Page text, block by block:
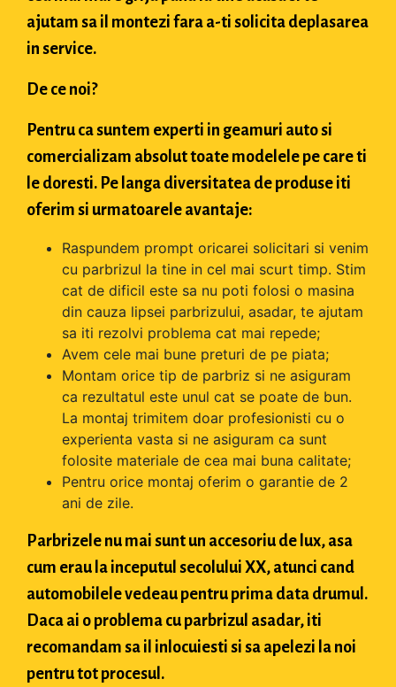
ajutam sa il montezi fara a-ti solicita deplasarea
in service.
De ce noi?
Pentru ca suntem experti in geamuri auto si
comercializam absolut toate modelele pe care ti
le doresti. Pe langa diversitatea de produse iti
oferim si urmatoarele avantaje:
Raspundem prompt oricarei solicitari si venim
cu parbrizul la tine in cel mai scurt timp. Stim
cat de dificil este sa nu poti folosi o masina
din cauza lipsei parbrizului, asadar, te ajutam
sa iti rezolvi problema cat mai repede;
Avem cele mai bune preturi de pe piata;
Montam orice tip de parbriz si ne asiguram
ca rezultatul este unul cat se poate de bun.
La montaj trimitem doar profesionisti cu o
experienta vasta si ne asiguram ca sunt
folosite materiale de cea mai buna calitate;
Pentru orice montaj oferim o garantie de 2
ani de zile.
Parbrizele nu mai sunt un accesoriu de lux, asa
cum erau la inceputul secolului XX, atunci cand
automobilele vedeau pentru prima data drumul.
Daca ai o problema cu parbrizul asadar, iti
recomandam sa il inlocuiesti si sa apelezi la noi
pentru tot procesul.